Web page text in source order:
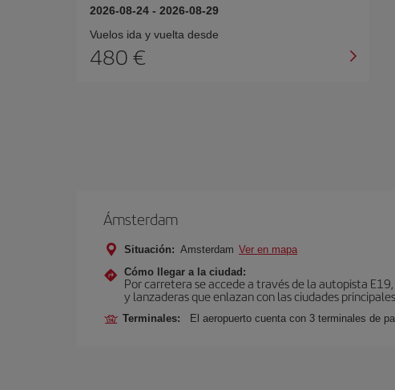
2026-08-24 - 2026-08-29
Vuelos ida y vuelta desde
480 €
Ámsterdam
Situación: Amsterdam Ver en mapa
Cómo llegar a la ciudad:
Por carretera se accede a través de la autopista
y lanzaderas que enlazan con las ciudades
Terminales: El aeropuerto cuenta con 3 terminales de